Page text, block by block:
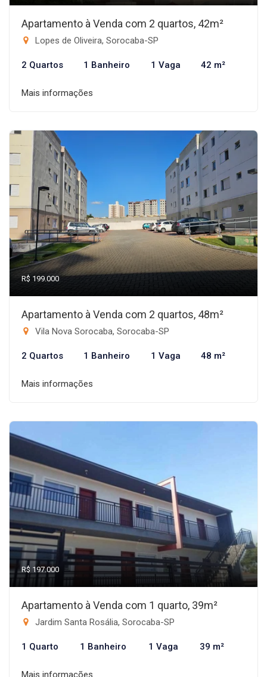
Apartamento à Venda com 2 quartos, 42m²
Lopes de Oliveira, Sorocaba-SP
2 Quartos 1 Banheiro 1 Vaga 42 m²
Mais informações
R$ 199.000
Apartamento à Venda com 2 quartos, 48m²
Vila Nova Sorocaba, Sorocaba-SP
2 Quartos 1 Banheiro 1 Vaga 48 m²
Mais informações
R$ 197.000
Apartamento à Venda com 1 quarto, 39m²
Jardim Santa Rosália, Sorocaba-SP
1 Quarto 1 Banheiro 1 Vaga 39 m²
Mais informações